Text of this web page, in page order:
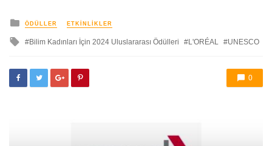
yayınlanan
ÖDÜLLER ETKINLIKLER
ileBilim Kadınları İçin 2024 Uluslararası Ödülleri L'ORÉAL UNESCO
0